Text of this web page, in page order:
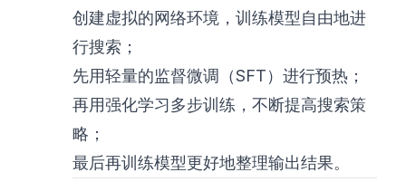
创建虚拟的网络环境，训练模型自由地进
行搜索；
先用轻量的监督微调（SFT）进行预热；
再用强化学习多步训练，不断提高搜索策
略；
最后再训练模型更好地整理输出结果。